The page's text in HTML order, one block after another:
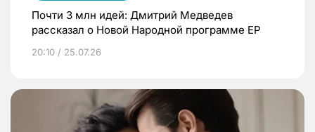
Почти 3 млн идей: Дмитрий Медведев
рассказал о Новой Народной программе ЕР
20:10 / 25.07.26